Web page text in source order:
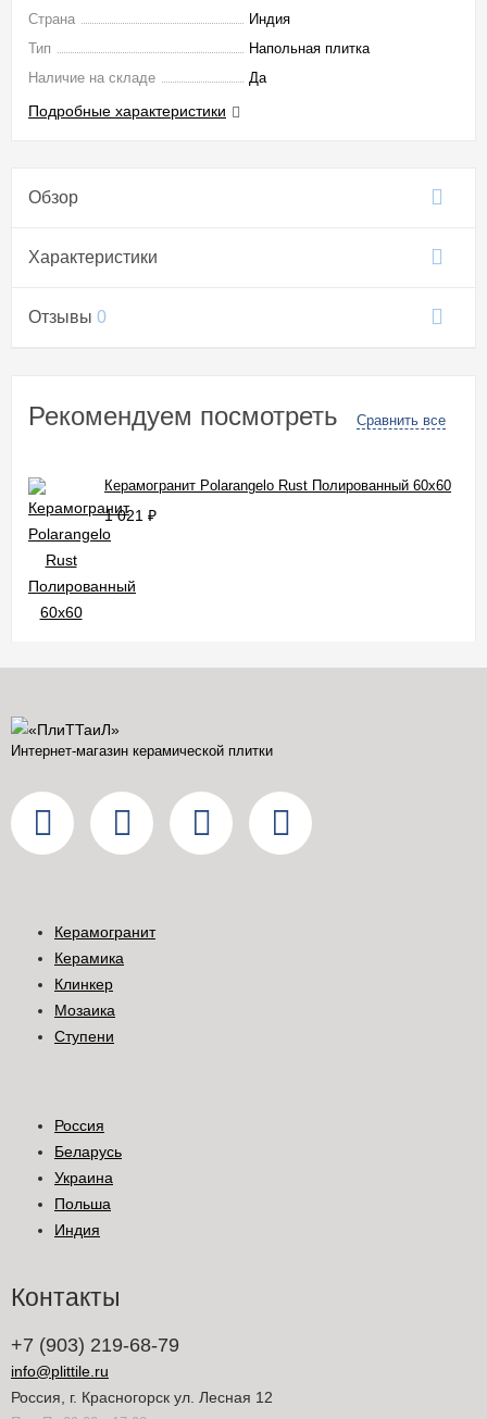
Страна
Индия
Тип
Напольная плитка
Наличие на складе
Да
Подробные характеристики
Обзор
Характеристики
Отзывы 0
Рекомендуем посмотреть Сравнить все
Керамогранит Polarangelo Rust Полированный 60x60
1 021 ₽
Интернет-магазин керамической плитки
Керамогранит
Керамика
Клинкер
Мозаика
Ступени
Россия
Беларусь
Украина
Польша
Индия
Контакты
+7 (903) 219-68-79
info@plittile.ru
Россия, г. Красногорск ул. Лесная 12